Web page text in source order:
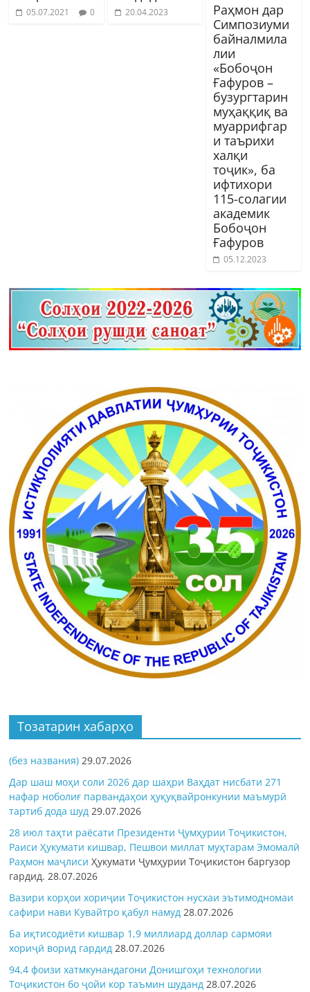
05.07.2021 0 20.04.2023
Раҳмон дар
Симпозиуми
байналмила
лии
«Бобоҷон
Ғафуров –
бузургтарин
муҳаққиқ ва
муаррифгар
и таърихи
халқи
тоҷик», ба
ифтихори
115-солагии
академик
Бобоҷон
Ғафуров
05.12.2023
Тозатарин хабарҳо
(без названия) 29.07.2026
Дар шаш моҳи соли 2026 дар шаҳри Ваҳдат нисбати 271
нафар ноболиғ парвандаҳои ҳуқуқвайронкунии маъмурӣ
тартиб дода шуд 29.07.2026
28 июл таҳти раёсати Президенти Ҷумҳурии Тоҷикистон,
Раиси Ҳукумати кишвар, Пешвои миллат муҳтарам Эмомалӣ
Раҳмон маҷлисиҲукумати Ҷумҳурии Тоҷикистон баргузор
гардид.28.07.2026
Вазири корҳои хориҷии Тоҷикистон нусхаи эътимодномаи
сафири нави Кувайтро қабул намуд 28.07.2026
Ба иқтисодиёти кишвар 1,9 миллиард доллар сармояи
хориҷӣ ворид гардид 28.07.2026
94,4 фоизи хатмкунандагони Донишгоҳи технологии
Тоҷикистон бо ҷойи кор таъмин шуданд 28.07.2026